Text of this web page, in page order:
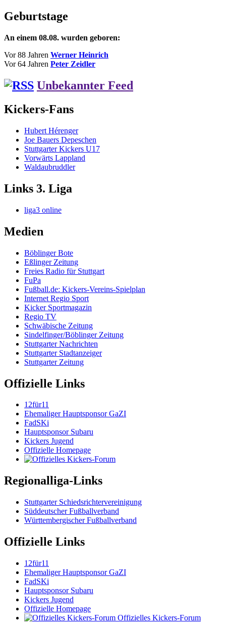
Geburtstage
An einem 08.08. wurden geboren:
Vor 88 Jahren Werner Heinrich
Vor 64 Jahren Peter Zeidler
Unbekannter Feed
Kickers-Fans
Hubert Hérenger
Joe Bauers Depeschen
Stuttgarter Kickers U17
Vorwärts Lappland
Waldaubruddler
Links 3. Liga
liga3 online
Medien
Böblinger Bote
Eßlinger Zeitung
Freies Radio für Stuttgart
FuPa
Fußball.de: Kickers-Vereins-Spielplan
Internet Regio Sport
Kicker Sportmagazin
Regio TV
Schwäbische Zeitung
Sindelfinger/Böblinger Zeitung
Stuttgarter Nachrichten
Stuttgarter Stadtanzeiger
Stuttgarter Zeitung
Offizielle Links
12für11
Ehemaliger Hauptsponsor GaZI
FadSKi
Hauptsponsor Subaru
Kickers Jugend
Offizielle Homepage
Regionalliga-Links
Stuttgarter Schiedsrichtervereinigung
Süddeutscher Fußballverband
Württembergischer Fußballverband
Offizielle Links
12für11
Ehemaliger Hauptsponsor GaZI
FadSKi
Hauptsponsor Subaru
Kickers Jugend
Offizielle Homepage
Offizielles Kickers-Forum